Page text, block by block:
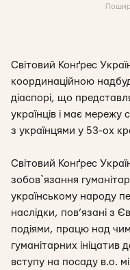
Світовий Конґрес
координаційною
діаспорі, що
українців і має мережу
з українцями у 53-ох
Світовий Конґрес
зобов`язання
українському народу
наслідки, пов’язані з
подіями, працю над
гуманітарних ініцатив
вступу на посаду в.о.